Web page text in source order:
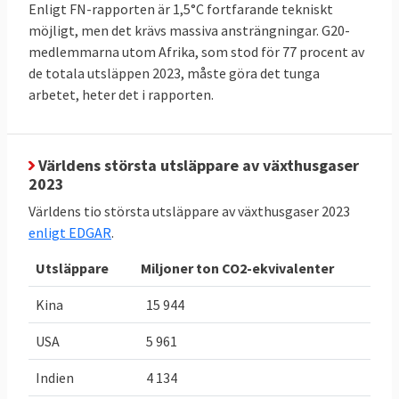
upptaget av växthusgaser i skog och mark
(LULUCF). Sverige måste halvera sina
utsläpp till 2030 jämfört med 2005. Likaså
måste skog och mark i Sverige lagra
2030 jämfört med ett genomsnitt för åren
2016-2018. Utöver dessa mål finns i Sveriges
fall även olika mål som riksdagen satt upp,
dessa behandlas inte här.
Sveriges
klimat och
energimål i
EU
Sverige
EU-mål 2030
Minskade
-29,4 procent
Enligt FN-rapporten är 1,5°C fortfarande tekniskt
möjligt, men det krävs massiva ansträngningar. G20-
medlemmarna utom Afrika, som stod för 77 procent av
de totala utsläppen 2023, måste göra det tunga
arbetet, heter det i rapporten.
Världens största utsläppare av växthusgaser
2023
Världens tio största utsläppare av växthusgaser 2023
enligt EDGAR.
Utsläppare
Miljoner ton CO2-ekvivalenter
Kina 15 944
USA 5 961
Indien 4 134